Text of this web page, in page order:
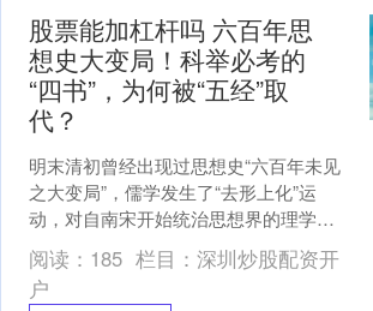
股票能加杠杆吗 六百年思
想史大变局！科举必考的
“四书”，为何被“五经”取
代？
明末清初曾经出现过思想史“六百年未见
之大变局”，儒学发生了“去形上化”运
动，对自南宋开始统治思想界的理学观
念发起了冲击，以至于将科举八股奉为
圭臬的“四书”也一同....
阅读： 185 栏目： 深圳炒股配资开
户